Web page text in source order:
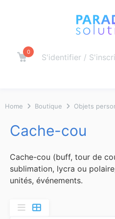
Panier
0
S'identifier /
Home Boutique Objets
Cache-cou
Cache-cou (buff, tour de
sublimation, lycra ou
unités, événements.